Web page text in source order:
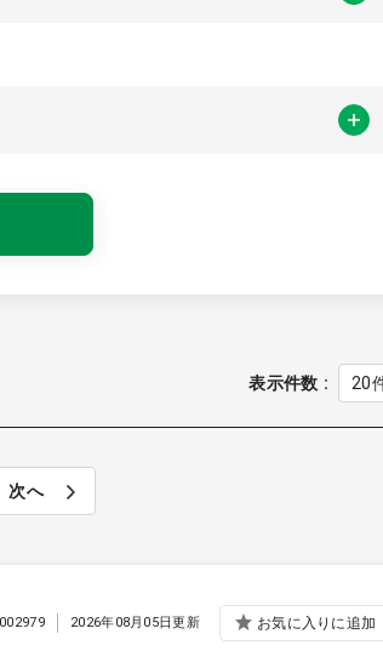
表示件数
次へ
2026年08月05日更新 お気に入りに追加